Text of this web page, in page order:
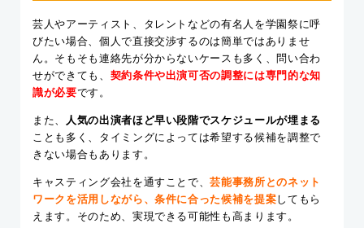
芸人やアーティスト、タレントなどの有名人を学園祭に呼
びたい場合、個人で直接交渉するのは簡単ではありませ
ん。そもそも連絡先が分からないケースも多く、問い合わ
せができても、 契約条件や出演可否の調整には専門的な知
識が必要です。
また、
人気の出演者ほど早い段階でスケジュールが埋まる
ことも多く、タイミングによっては希望する候補を調整で
きない場合もあります。
キャスティング会社を通すことで、芸能事務所とのネット
ワークを活用しながら、条件に合った候補を提案してもら
えます。そのため、実現できる可能性も高まります。